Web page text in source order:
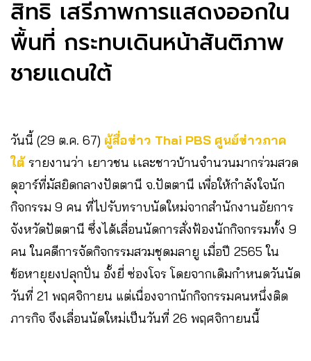
สิทธิ เสรีภาพการแสดงออกใน
พื้นที่ กระทบเดินหน้าสันติภาพ
ชายแดนใต้
วันนี้ (29 ต.ค. 67) ผู้สื่อข่าว Thai PBS ศูนย์ข่าวภาค
ใต้รายงานว่า เยาวชน เเละชาวบ้านจำนวนมากร่วมสวด
ดุอาร์ที่มัสยิดกลางปัตตานี จ.ปัตตานี เพื่อให้กำลังใจนัก
กิจกรรม 9 คน ที่ไปรับทราบนัดใหม่จากสำนักงานอัยการ
จังหวัดปัตตานี ซึ่งได้เลื่อนนัดการสั่งฟ้องนักกิจกรรมทั้ง 9
คน ในคดีการจัดกิจกรรมสวมชุดมลายู เมื่อปี 2565 ใน
ข้อหายุยงปลุกปั่น อั้งยี่ ซ่องโจร โดยจากเดิมกำหนดวันนัด
วันที่ 21 พฤศจิกายน แต่เนื่องจากนักกิจกรรมคนหนึ่งติด
ภารกิจ จึงเลื่อนนัดใหม่เป็นวันที่ 26 พฤศจิกายนนี้